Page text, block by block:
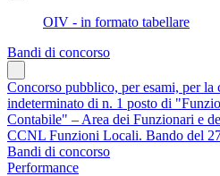
OIV - in formato tabellare
Bandi di concorso
Concorso pubblico, per esami, per la
indeterminato di n. 1 posto di
Contabile" – Area dei Funzionari e
CCNL Funzioni Locali. Bando del
Bandi di concorso
Performance